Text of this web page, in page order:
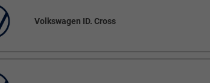
Volkswagen ID. Cross